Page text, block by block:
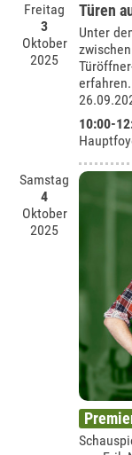
Freitag
3
Oktober
2025
Türen
Unter
10:00-
Samstag
4
Oktober
2025